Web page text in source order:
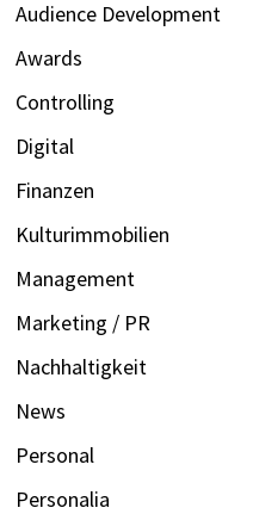
Audience Development
Awards
Controlling
Digital
Finanzen
Kulturimmobilien
Management
Marketing / PR
Nachhaltigkeit
News
Personal
Personalia